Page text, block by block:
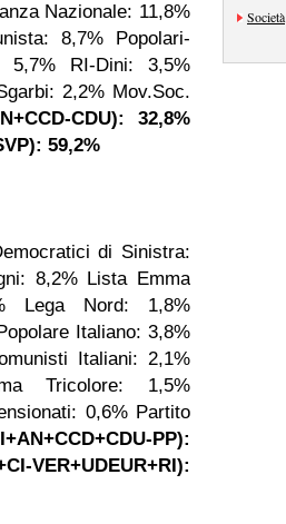
Nazionale: 11,8%
8,7%
Popolari-
5,7%
RI-Dini: 3,5%
2,2% Mov.Soc.
CDU): 32,8%
59,2%
di Sinistra:
8,2% Lista Emma
Lega Nord: 1,8%
Italiano: 3,8%
Italiani: 2,1%
Tricolore: 1,5%
0,6% Partito
PP):
VER+UDEUR+RI):
Società